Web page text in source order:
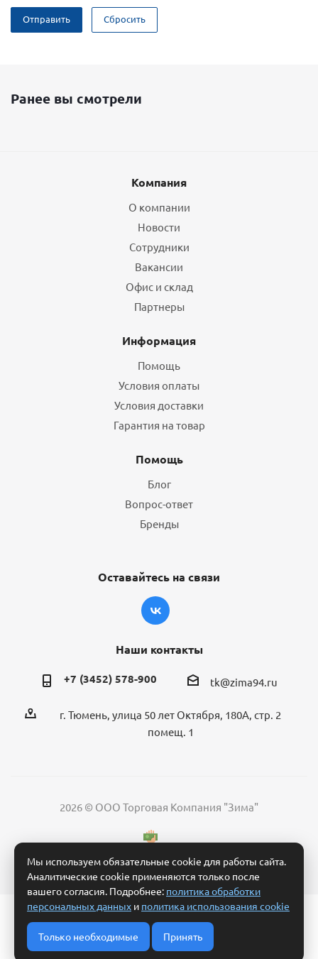
Отправить Сбросить
Ранее вы смотрели
Компания
О компании
Новости
Сотрудники
Вакансии
Офис и склад
Партнеры
Информация
Помощь
Условия оплаты
Условия доставки
Гарантия на товар
Помощь
Блог
Вопрос-ответ
Бренды
Оставайтесь на связи
Наши контакты
+7 (3452) 578-900 tk@zima94.ru
г. Тюмень, улица 50 лет Октября, 180А, стр. 2
помещ. 1
2026 © ООО Торговая Компания "Зима"
Политика обработки персональных данных
Согласие на обработку персональных данных
Условия обработки заявки и взаимодействия
Политика использования cookie
Мы используем обязательные cookie для работы сайта.
Аналитические cookie применяются только после
вашего согласия. Подробнее: политика обработки
персональных данных и политика использования cookie
Только необходимые Принять